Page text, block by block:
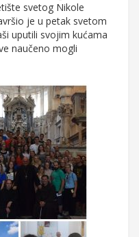
svetog Nikole
je u petak svetom
uputili svojim kućama
naučeno mogli